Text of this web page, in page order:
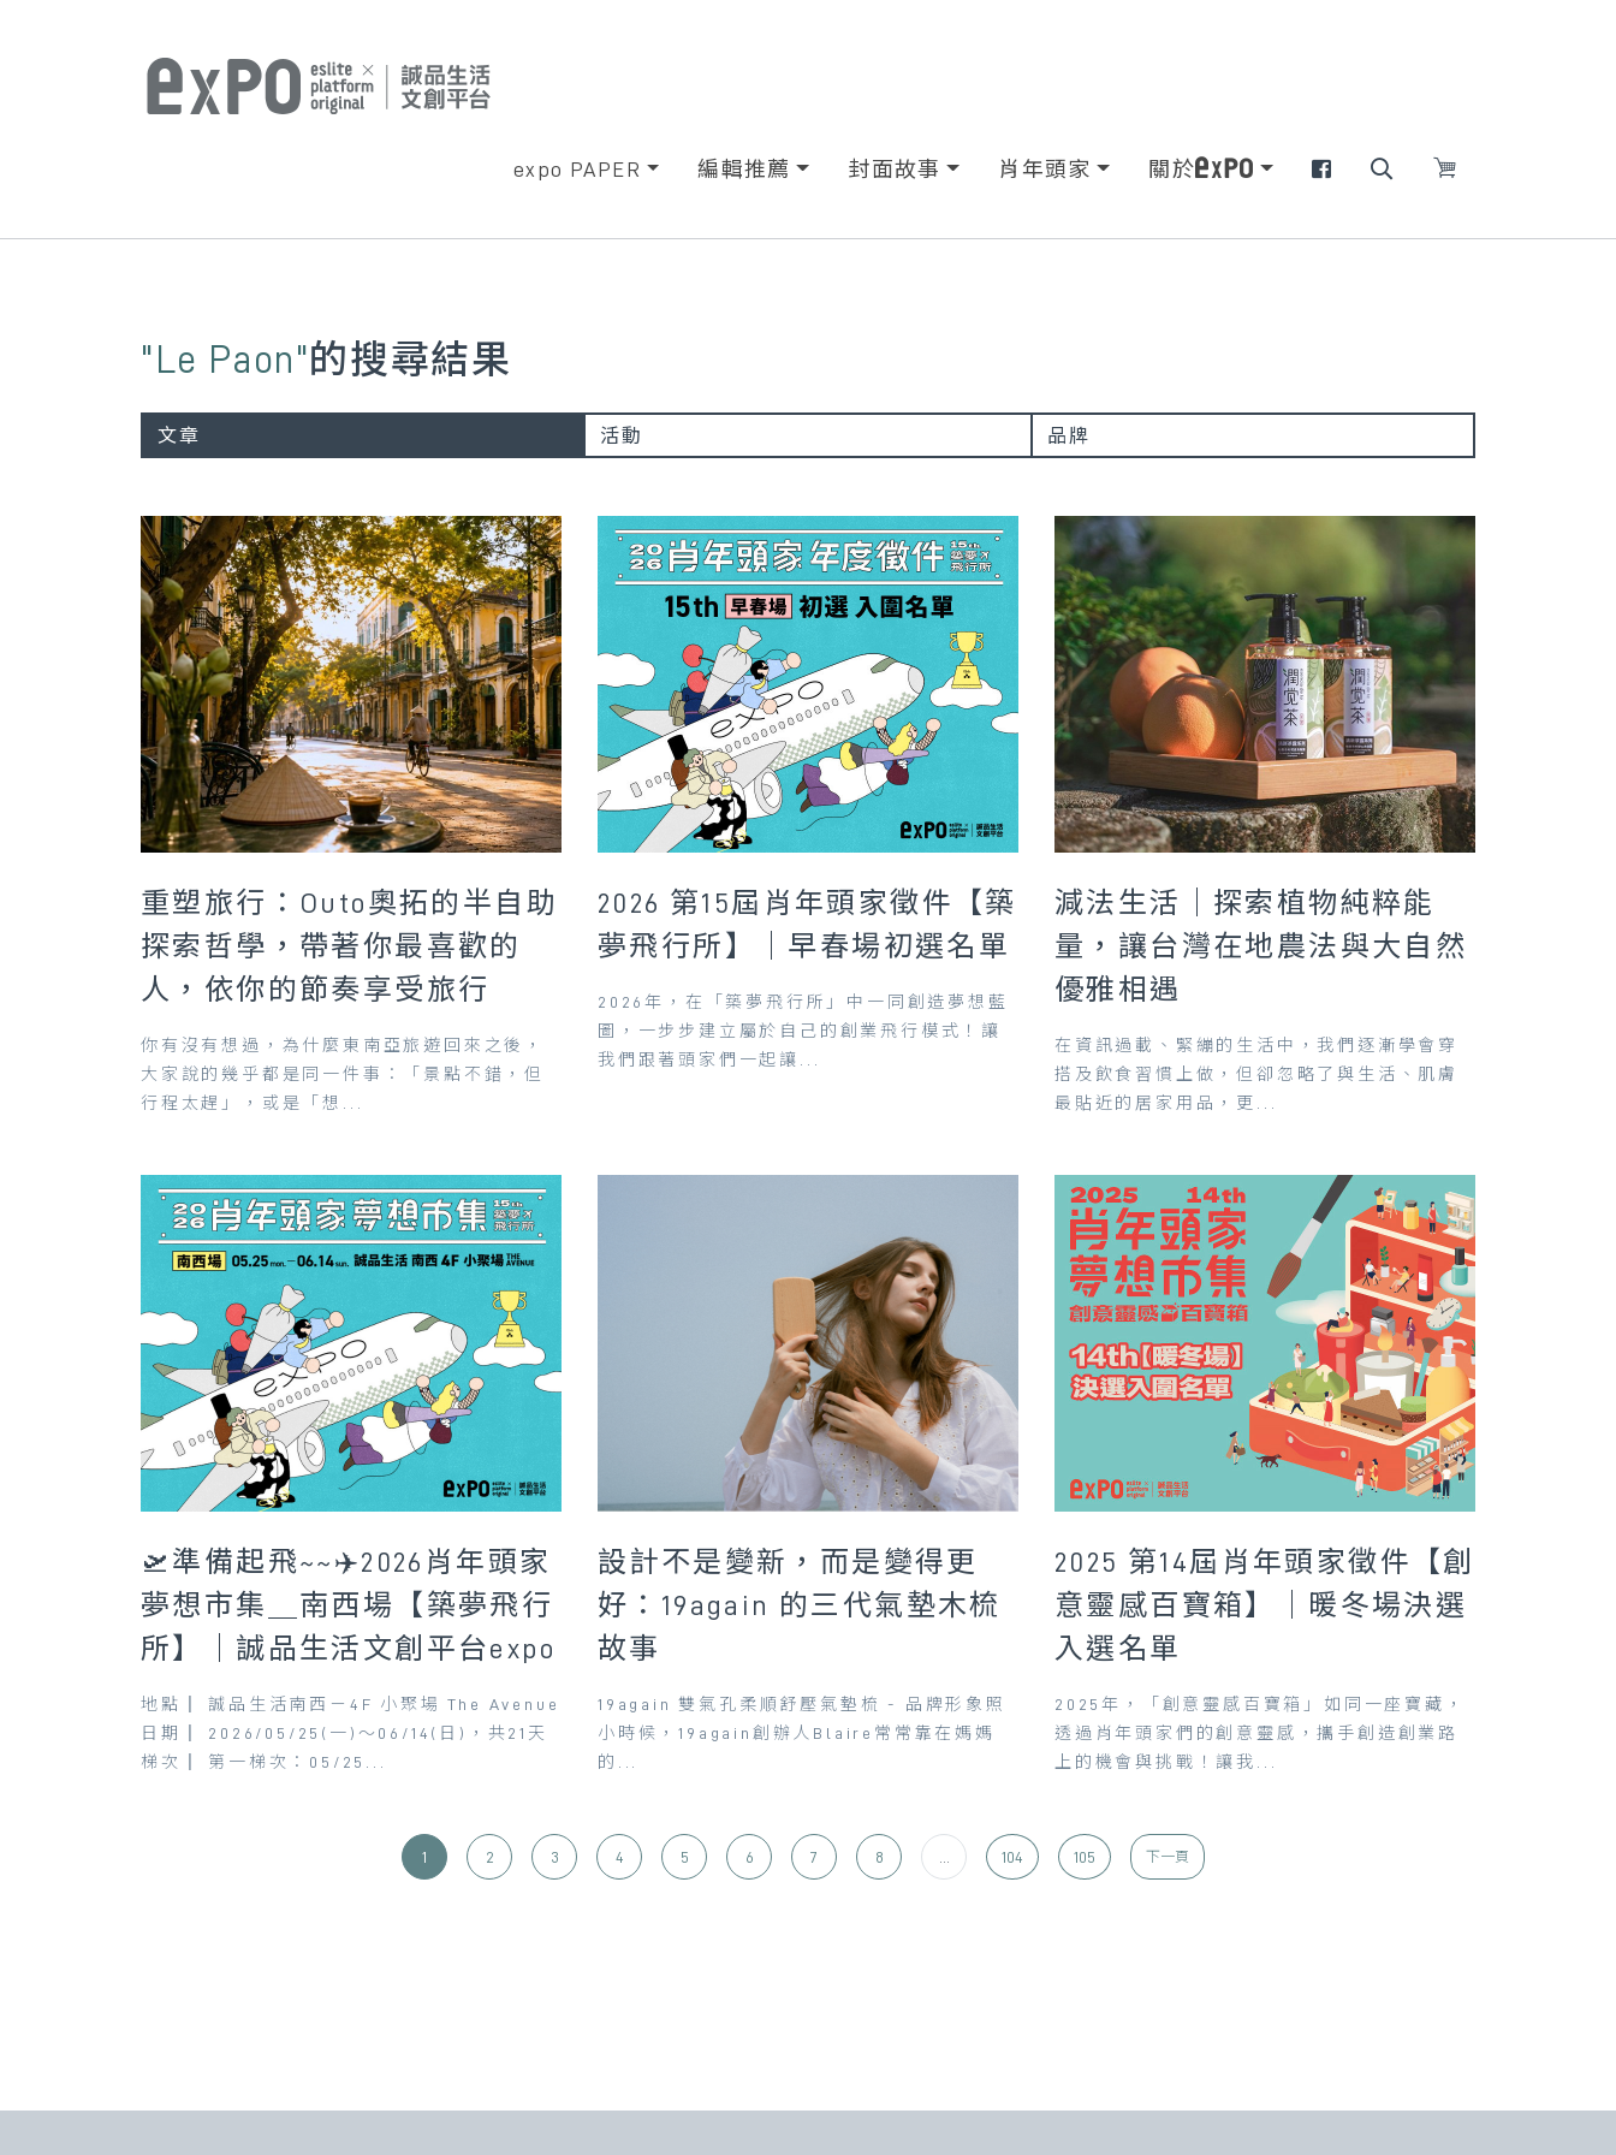
expo PAPER 編輯推薦 封面故事 肖年頭家 關於
"Le Paon"的搜尋結果
文章 活動 品牌
重塑旅行：Outo奧拓的半自助
探索哲學，帶著你最喜歡的
人，依你的節奏享受旅行
你有沒有想過，為什麼東南亞旅遊回來之後，
大家說的幾乎都是同一件事：「景點不錯，但
行程太趕」，或是「想...
2026 第15屆肖年頭家徵件【築
夢飛行所】｜早春場初選名單
2026年，在「築夢飛行所」中一同創造夢想藍
圖，一步步建立屬於自己的創業飛行模式！讓
我們跟著頭家們一起讓...
減法生活｜探索植物純粹能
量，讓台灣在地農法與大自然
優雅相遇
在資訊過載、緊繃的生活中，我們逐漸學會穿
搭及飲食習慣上做，但卻忽略了與生活、肌膚
最貼近的居家用品，更...
🛫準備起飛~~✈️2026肖年頭家
夢想市集＿南西場【築夢飛行
所】｜誠品生活文創平台expo
地點║ 誠品生活南西－4F 小聚場 The Avenue
日期║ 2026/05/25(一)～06/14(日)，共21天
梯次║ 第一梯次：05/25...
設計不是變新，而是變得更
好：19again 的三代氣墊木梳
故事
19again 雙氣孔柔順舒壓氣墊梳 - 品牌形象照
小時候，19again創辦人Blaire常常靠在媽媽
的...
2025 第14屆肖年頭家徵件【創
意靈感百寶箱】｜暖冬場決選
入選名單
2025年，「創意靈感百寶箱」如同一座寶藏，
透過肖年頭家們的創意靈感，攜手創造創業路
上的機會與挑戰！讓我...
1 2 3 4 5 6 7 8 104 105 下一頁